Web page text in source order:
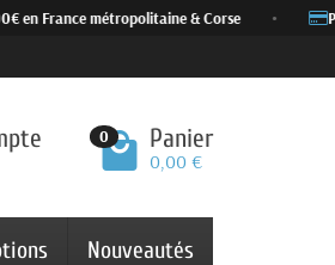
France métropolitaine & Corse
0 Panier
0,00 €
Nouveautés